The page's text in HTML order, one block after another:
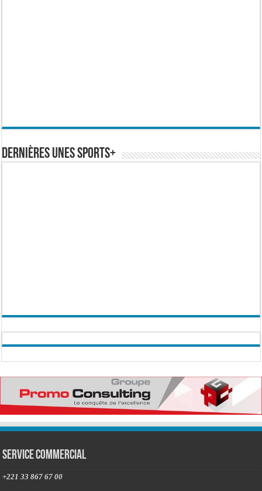
Dernières Unes Sports+
Service commercial
+221 33 867 67 00